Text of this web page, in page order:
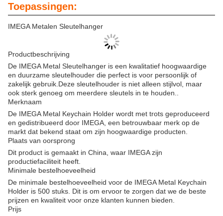
Toepassingen:
IMEGA Metalen Sleutelhanger
Productbeschrijving
De IMEGA Metal Sleutelhanger is een kwalitatief hoogwaardige
en duurzame sleutelhouder die perfect is voor persoonlijk of
zakelijk gebruik.Deze sleutelhouder is niet alleen stijlvol, maar
ook sterk genoeg om meerdere sleutels in te houden..
Merknaam
De IMEGA Metal Keychain Holder wordt met trots geproduceerd
en gedistribueerd door IMEGA, een betrouwbaar merk op de
markt dat bekend staat om zijn hoogwaardige producten.
Plaats van oorsprong
Dit product is gemaakt in China, waar IMEGA zijn
productiefaciliteit heeft.
Minimale bestelhoeveelheid
De minimale bestelhoeveelheid voor de IMEGA Metal Keychain
Holder is 500 stuks. Dit is om ervoor te zorgen dat we de beste
prijzen en kwaliteit voor onze klanten kunnen bieden.
Prijs